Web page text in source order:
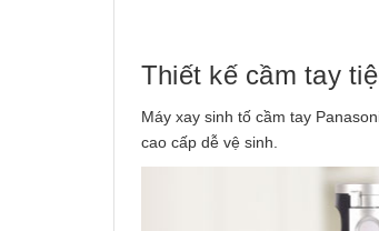
Thiết kế cầm tay
Máy xay sinh tố cầm tay
cao cấp dễ vệ sinh.